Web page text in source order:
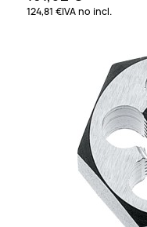
124,81 €IVA no incl.